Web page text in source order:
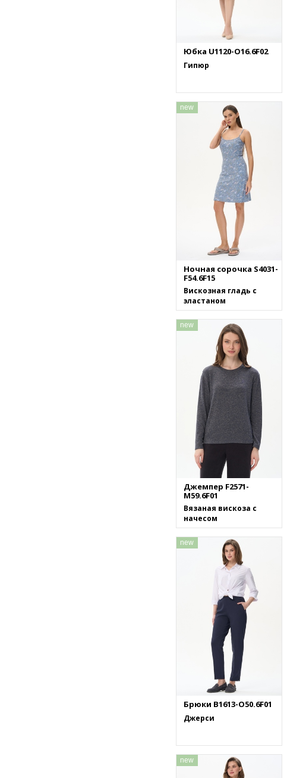
Юбка U1120-O16.6F02
Гипюр
new
Ночная сорочка S4031-
F54.6F15
Вискозная гладь с
эластаном
new
Джемпер F2571-
M59.6F01
Вязаная вискоза с
начесом
new
Брюки B1613-O50.6F01
Джерси
new